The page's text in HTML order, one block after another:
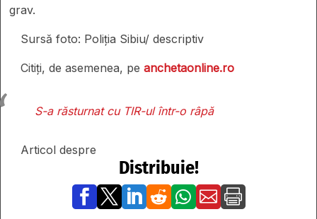
grav.
Sursă foto: Poliția Sibiu/ descriptiv
Citiți, de asemenea, pe anchetaonline.ro
S-a răsturnat cu TIR-ul într-o râpă
Articol despre
Distribuie!
      